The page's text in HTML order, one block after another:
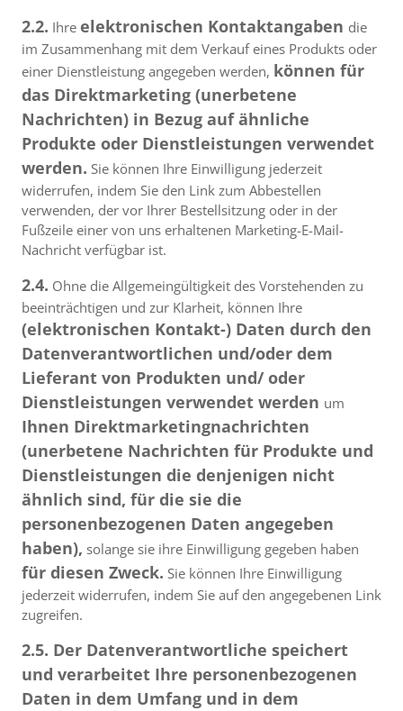
2.2. Ihre elektronischen Kontaktangaben die
im Zusammenhang mit dem Verkauf eines Produkts oder
einer Dienstleistung angegeben werden, können für
das Direktmarketing (unerbetene
Nachrichten) in Bezug auf ähnliche
Produkte oder Dienstleistungen verwendet
werden. Sie können Ihre Einwilligung jederzeit
widerrufen, indem Sie den Link zum Abbestellen
verwenden, der vor Ihrer Bestellsitzung oder in der
Fußzeile einer von uns erhaltenen Marketing-E-Mail-
Nachricht verfügbar ist.
2.4. Ohne die Allgemeingültigkeit des Vorstehenden zu
beeinträchtigen und zur Klarheit, können Ihre
(elektronischen Kontakt-) Daten durch den
Datenverantwortlichen und/oder dem
Lieferant von Produkten und/ oder
Dienstleistungen verwendet werden um
Ihnen Direktmarketingnachrichten
(unerbetene Nachrichten für Produkte und
Dienstleistungen die denjenigen nicht
ähnlich sind, für die sie die
personenbezogenen Daten angegeben
haben), solange sie ihre Einwilligung gegeben haben
für diesen Zweck. Sie können Ihre Einwilligung
jederzeit widerrufen, indem Sie auf den angegebenen Link
zugreifen.
2.5. Der Datenverantwortliche speichert
und verarbeitet Ihre personenbezogenen
Daten in dem Umfang und in dem